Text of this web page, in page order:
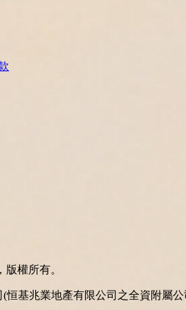
權所有。
恒基兆業地產有限公司之全資附屬